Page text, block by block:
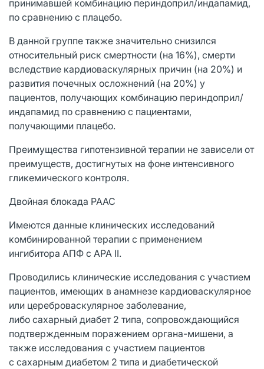
принимавшей комбинацию периндоприл/индапамид,
по сравнению с плацебо.
В данной группе также значительно снизился
относительный риск смертности (на 16%), смерти
вследствие кардиоваскулярных причин (на 20%) и
развития почечных осложнений (на 20%) у
пациентов, получающих комбинацию периндоприл/
индапамид по сравнению с пациентами,
получающими плацебо.
Преимущества гипотензивной терапии не зависели от
преимуществ, достигнутых на фоне интенсивного
гликемического контроля.
Двойная блокада РААС
Имеются данные клинических исследований
комбинированной терапии с применением
ингибитора АПФ с АРА II.
Проводились клинические исследования с участием
пациентов, имеющих в анамнезе кардиоваскулярное
или цереброваскулярное заболевание,
либо сахарный диабет 2 типа, сопровождающийся
подтвержденным поражением органа-мишени, а
также исследования с участием пациентов
с сахарным диабетом 2 типа и диабетической